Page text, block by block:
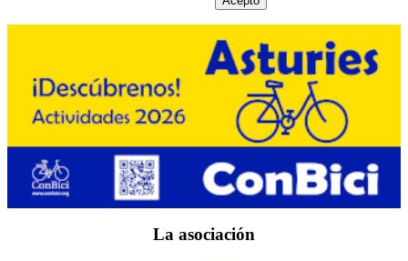
La asociación